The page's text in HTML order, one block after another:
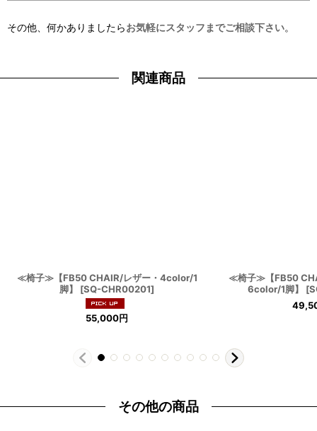
その他、何かありましたらお気軽にスタッフまでご相談下さい。
関連商品
≪椅子≫【FB50 CHAIR/レザー・4color/1
脚】
[SQ-CHR00201]
55,000円
≪椅子≫【FB50
6color/1脚】
[
その他の商品